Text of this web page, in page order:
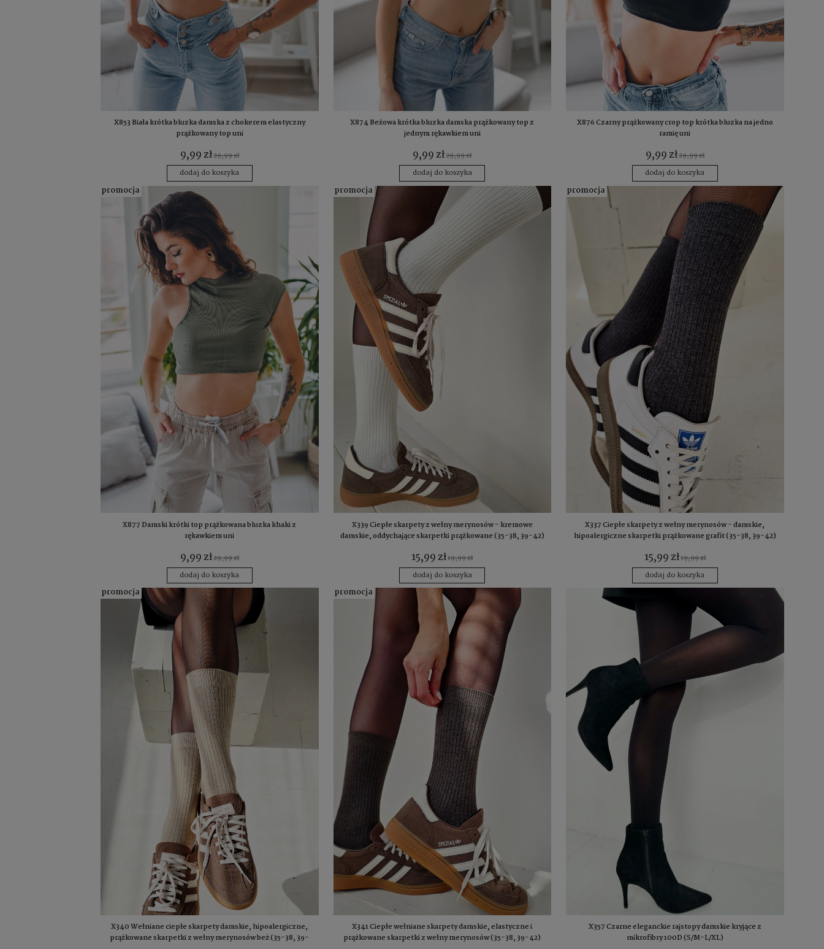
X853 Biała krótka bluzka damska z chokerem elastyczny
prążkowany top uni
9,99 zł29,99 zł
dodaj do koszyka
X874 Beżowa krótka bluzka damska prążkowany top z
jednym rękawkiem uni
9,99 zł29,99 zł
dodaj do koszyka
X876 Czarny prążkowany crop top krótka bluzka na jedno
ramię uni
9,99 zł29,99 zł
dodaj do koszyka
X877 Damski krótki top prążkowana bluzka khaki z
rękawkiem uni
9,99 zł29,99 zł
dodaj do koszyka
promocja
X339 Ciepłe skarpety z wełny merynosów - kremowe
damskie, oddychające skarpetki prążkowane (35-38, 39-42)
15,99 zł19,99 zł
dodaj do koszyka
promocja
X337 Ciepłe skarpety z wełny merynosów - damskie,
hipoalergiczne skarpetki prążkowane grafit (35-38, 39-42)
15,99 zł19,99 zł
dodaj do koszyka
promocja
X340 Wełniane ciepłe skarpety damskie, hipoalergiczne,
prążkowane skarpetki z wełny merynosów beż (35-38, 39-
promocja
X341 Ciepłe wełniane skarpety damskie, elastyczne i
prążkowane skarpetki z wełny merynosów (35-38, 39-42)
promocja
X357 Czarne eleganckie rajstopy damskie kryjące z
mikrofibry 100D (S/M-L/XL)